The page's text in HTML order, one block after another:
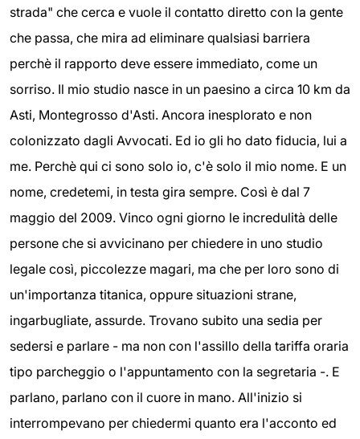
strada" che cerca e vuole il contatto diretto con la gente
che passa, che mira ad eliminare qualsiasi barriera
perchè il rapporto deve essere immediato, come un
sorriso. Il mio studio nasce in un paesino a circa 10 km da
Asti, Montegrosso d'Asti. Ancora inesplorato e non
colonizzato dagli Avvocati. Ed io gli ho dato fiducia, lui a
me. Perchè qui ci sono solo io, c'è solo il mio nome. E un
nome, credetemi, in testa gira sempre. Così è dal 7
maggio del 2009. Vinco ogni giorno le incredulità delle
persone che si avvicinano per chiedere in uno studio
legale così, piccolezze magari, ma che per loro sono di
un'importanza titanica, oppure situazioni strane,
ingarbugliate, assurde. Trovano subito una sedia per
sedersi e parlare - ma non con l'assillo della tariffa oraria
tipo parcheggio o l'appuntamento con la segretaria -. E
parlano, parlano con il cuore in mano. All'inizio si
interrompevano per chiedermi quanto era l'acconto ed